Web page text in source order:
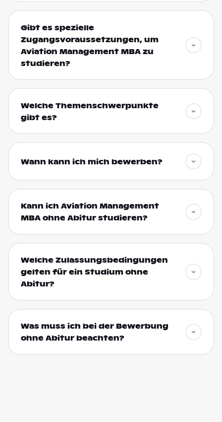
Gibt es spezielle
Zugangsvoraussetzungen, um
Aviation Management MBA zu
studieren?
Welche Themenschwerpunkte
gibt es?
Wann kann ich mich bewerben?
Kann ich Aviation Management
MBA ohne Abitur studieren?
Welche Zulassungsbedingungen
gelten für ein Studium ohne
Abitur?
Was muss ich bei der Bewerbung
ohne Abitur beachten?